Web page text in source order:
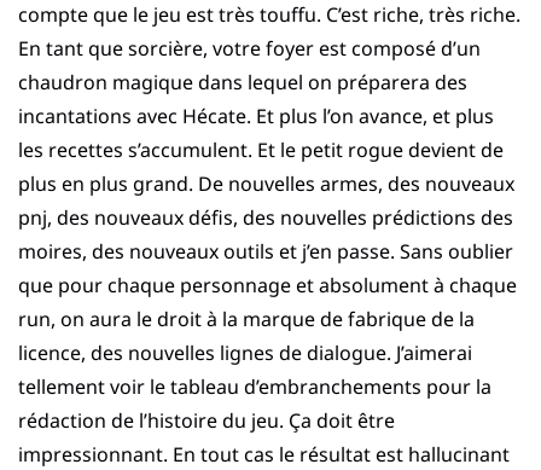
compte que le jeu est très touffu. C’est riche, très riche.
En tant que sorcière, votre foyer est composé d’un
chaudron magique dans lequel on préparera des
incantations avec Hécate. Et plus l’on avance, et plus
les recettes s’accumulent. Et le petit rogue devient de
plus en plus grand. De nouvelles armes, des nouveaux
pnj, des nouveaux défis, des nouvelles prédictions des
moires, des nouveaux outils et j’en passe. Sans oublier
que pour chaque personnage et absolument à chaque
run, on aura le droit à la marque de fabrique de la
licence, des nouvelles lignes de dialogue. J’aimerai
tellement voir le tableau d’embranchements pour la
rédaction de l’histoire du jeu. Ça doit être
impressionnant. En tout cas le résultat est hallucinant